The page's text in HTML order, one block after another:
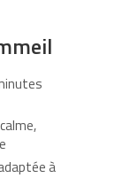
à